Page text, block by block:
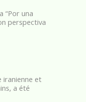
“Por una
perspectiva
iranienne et
a été